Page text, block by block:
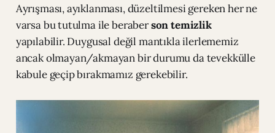
Ayrışması, ayıklanması, düzeltilmesi gereken her ne
varsa bu tutulma ile beraberson temizlik
yapılabilir. Duygusal değil mantıkla ilerlememiz
ancak olmayan/akmayan bir durumu da tevekkülle
kabule geçip bırakmamız gerekebilir.